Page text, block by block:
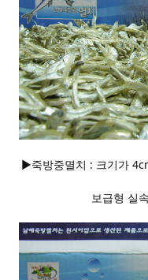
▶죽방중멸치 : 크기가
보급형 실속 죽방